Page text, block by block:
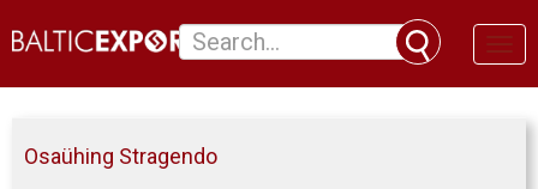
Osaühing Stragendo